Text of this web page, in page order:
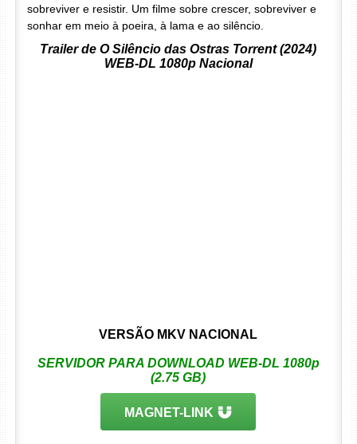
sobreviver e resistir. Um filme sobre crescer, sobreviver e
sonhar em meio à poeira, à lama e ao silêncio.
Trailer de O Silêncio das Ostras Torrent (2024)
WEB-DL 1080p Nacional
VERSÃO MKV NACIONAL
SERVIDOR PARA DOWNLOAD WEB-DL 1080p
(2.75 GB)
MAGNET-LINK